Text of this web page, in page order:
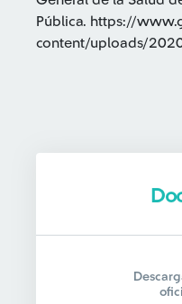
Pública. https://
content/uploads/